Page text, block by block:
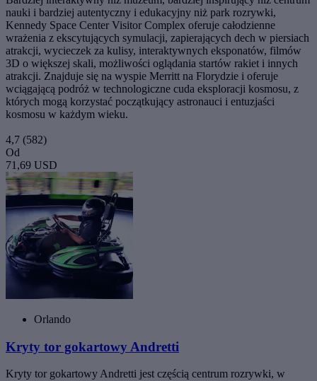
nauki i bardziej autentyczny i edukacyjny niż park rozrywki,
Kennedy Space Center Visitor Complex oferuje całodzienne
wrażenia z ekscytujących symulacji, zapierających dech w piersiach
atrakcji, wycieczek za kulisy, interaktywnych eksponatów, filmów
3D o większej skali, możliwości oglądania startów rakiet i innych
atrakcji. Znajduje się na wyspie Merritt na Florydzie i oferuje
wciągającą podróż w technologiczne cuda eksploracji kosmosu, z
których mogą korzystać początkujący astronauci i entuzjaści
kosmosu w każdym wieku.
4,7 (582)
Od
71,69 USD
Orlando
Kryty tor gokartowy Andretti
Kryty tor gokartowy Andretti jest częścią centrum rozrywki, w